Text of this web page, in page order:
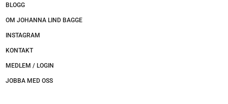
BLOGG
OM JOHANNA LIND BAGGE
INSTAGRAM
KONTAKT
MEDLEM / LOGIN
JOBBA MED OSS